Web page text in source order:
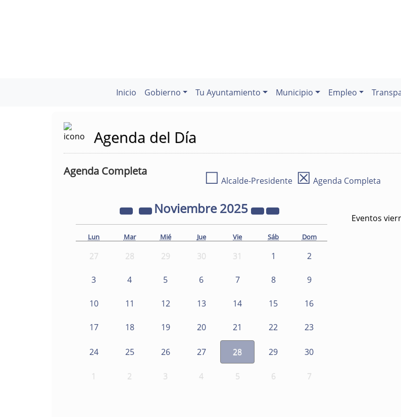
Inicio Gobierno Tu Ayuntamiento Municipio Empleo
Agenda del Día
Agenda Completa ☐ Alcalde-Presidente ☒ Agenda Completa
Noviembre2025
Lun Mar Mié Jue Vie Sáb Dom
27 28 29 30 31 1 2
3 4 5 6 7 8 9
10 11 12 13 14 15 16
17 18 19 20 21 22 23
24 25 26 27 28 29 30
1 2 3 4 5 6 7
Eventos